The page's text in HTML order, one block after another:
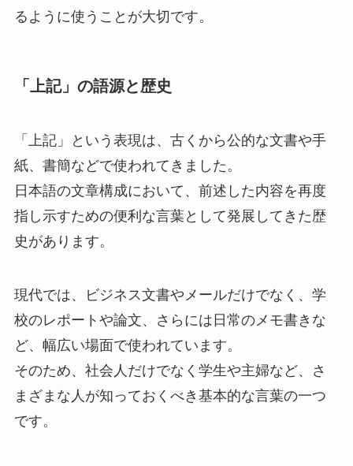
るように使うことが大切です。
「上記」の語源と歴史
「上記」という表現は、古くから公的な文書や手
紙、書簡などで使われてきました。
日本語の文章構成において、前述した内容を再度
指し示すための便利な言葉として発展してきた歴
史があります。
現代では、ビジネス文書やメールだけでなく、学
校のレポートや論文、さらには日常のメモ書きな
ど、幅広い場面で使われています。
そのため、社会人だけでなく学生や主婦など、さ
まざまな人が知っておくべき基本的な言葉の一つ
です。